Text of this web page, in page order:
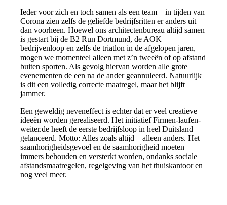
Ieder voor zich en toch samen als een team – in tijden van
Corona zien zelfs de geliefde bedrijfsritten er anders uit
dan voorheen. Hoewel ons architectenbureau altijd samen
is gestart bij de B2 Run Dortmund, de AOK
bedrijvenloop en zelfs de triatlon in de afgelopen jaren,
mogen we momenteel alleen met z’n tweeën of op afstand
buiten sporten. Als gevolg hiervan worden alle grote
evenementen de een na de ander geannuleerd. Natuurlijk
is dit een volledig correcte maatregel, maar het blijft
jammer.
Een geweldig neveneffect is echter dat er veel creatieve
ideeën worden gerealiseerd. Het initiatief Firmen-laufen-
weiter.de heeft de eerste bedrijfsloop in heel Duitsland
gelanceerd. Motto: Alles zoals altijd – alleen anders. Het
saamhorigheidsgevoel en de saamhorigheid moeten
immers behouden en versterkt worden, ondanks sociale
afstandsmaatregelen, regelgeving van het thuiskantoor en
nog veel meer.